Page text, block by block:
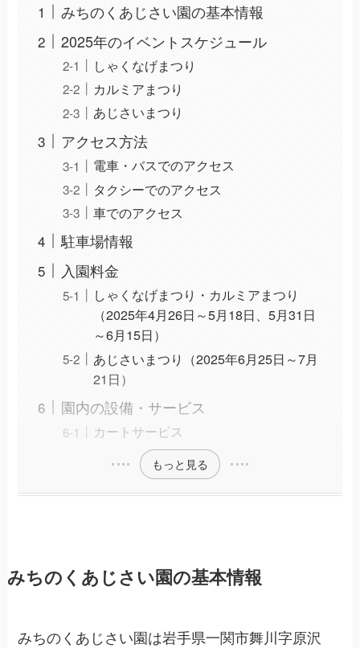
みちのくあじさい園の基本情報
2025年のイベントスケジュール
しゃくなげまつり
カルミアまつり
あじさいまつり
アクセス方法
電車・バスでのアクセス
タクシーでのアクセス
車でのアクセス
駐車場情報
入園料金
しゃくなげまつり・カルミアまつり
（2025年4月26日～5月18日、5月31日
～6月15日）
あじさいまつり（2025年6月25日～7月
21日）
園内の設備・サービス
カートサービス
もっと見る
みちのくあじさい園の基本情報
みちのくあじさい園は岩手県一関市舞川字原沢